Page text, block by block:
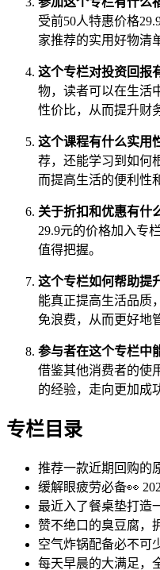
受前50人特惠价格
家推荐的实用好物清
这个专栏对投资回报
物，读者可以在生活
性价比，从而提升财
这个课程有什么实用
荐，还能学习到如何
而提高生活的便利性
关于折扣和优惠有什
29.9元的价格加入专
值得把握。
这个专栏如何帮助提
能真正提高生活品质
免浪费，从而更好地
参与者在这个专栏中
借鉴其他消费者的使
的经验，走向更加成
专栏目录
推荐一款近期回购的
缓解眼疲劳必备👀
最近入了餐桌垫打造
赞不绝口的臭豆腐，
空气炸锅配备必不可
每天早晨的大满足，